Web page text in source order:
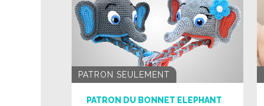
PATRON SEULEMENT
PATRON DU BONNET ELEPHANT